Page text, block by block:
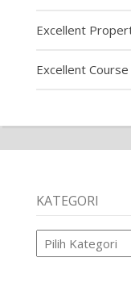
Excellent
Excellent Course
KATEGORI
Kategori